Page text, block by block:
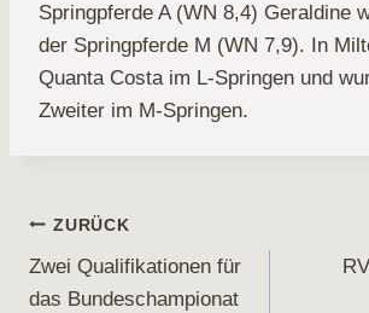
Springpferde A (WN 8,4) Geraldine
der Springpferde M (WN 7,9). In
Quanta Costa im L-Springen und
Zweiter im M-Springen.
Beitragsnavigation
ZURÜCK
Zwei Qualifikationen für
das Bundeschampionat